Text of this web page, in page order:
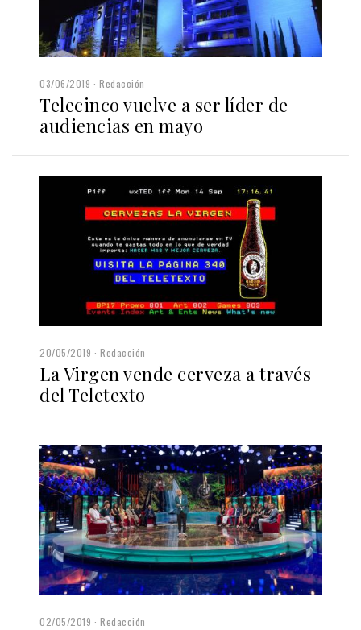
03/06/2019 Redacción
Telecinco vuelve a ser líder de
audiencias en mayo
20/05/2019 Redacción
La Virgen vende cerveza a través
del Teletexto
02/05/2019 Redacción